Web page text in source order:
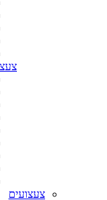
צעצועים